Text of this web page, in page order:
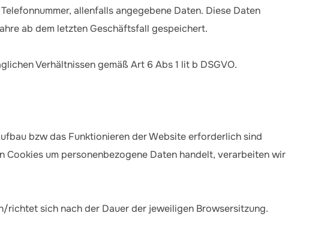
allenfalls angegebene Daten. Diese Daten
ab dem letzten Geschäftsfall gespeichert.
Verhältnissen gemäß Art 6 Abs 1 lit b DSGVO.
bzw das Funktionieren der Website erforderlich sind
um personenbezogene Daten handelt, verarbeiten wir
richtet sich nach der Dauer der jeweiligen Browsersitzung.